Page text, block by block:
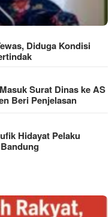
Diduga Kondisi
Surat Dinas ke AS
Beri Penjelasan
Hidayat Pelaku